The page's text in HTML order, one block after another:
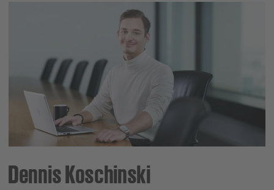
Dennis Koschinski